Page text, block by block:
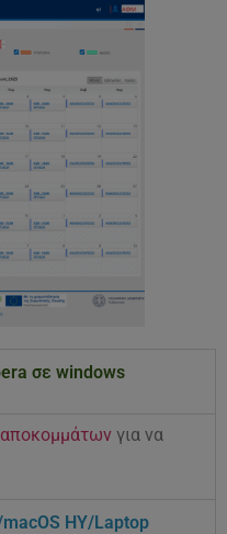
σε windows
αποκομμάτων για να
ΗΥ/Laptop